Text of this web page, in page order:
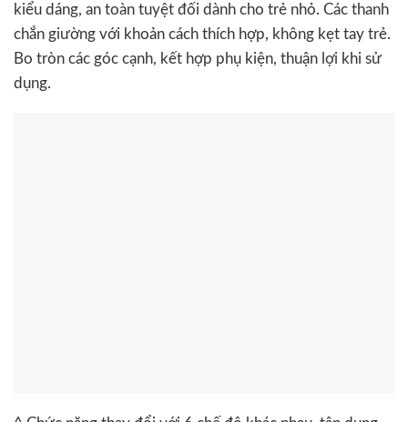
kiểu dáng, an toàn tuyệt đối dành cho trẻ nhỏ. Các thanh
chắn giường với khoản cách thích hợp, không kẹt tay trẻ.
Bo tròn các góc cạnh, kết hợp phụ kiện, thuận lợi khi sử
dụng.